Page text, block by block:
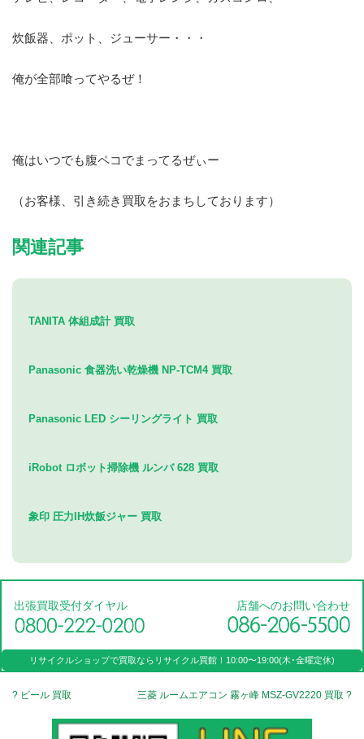
炊飯器、ポット、ジューサー・・・
俺が全部喰ってやるぜ！
俺はいつでも腹ペコでまってるぜぃー
（お客様、引き続き買取をおまちしております）
関連記事
TANITA 体組成計 買取
Panasonic 食器洗い乾燥機 NP-TCM4 買取
Panasonic LED シーリングライト 買取
iRobot ロボット掃除機 ルンバ 628 買取
象印 圧力IH炊飯ジャー 買取
出張買取受付ダイヤル 店舗へのお問い合わせ
リサイクルショップで買取なら リサイクル買館！ 10:00〜19:00(木･金曜定休)
? ビール 買取 三菱 ルームエアコン 霧ヶ峰 MSZ-GV2220 買取 ?